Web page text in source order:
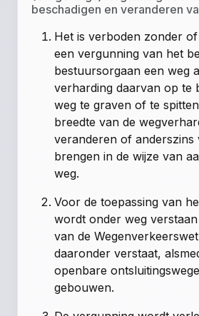
beschadigen en veranderen
Het is verboden zonder
een vergunning van het
bestuursorgaan een weg
verharding daarvan op te
weg te graven of te
breedte van de
veranderen of anderszins
brengen in de wijze van
weg.
Voor de toepassing van
wordt onder weg
van de
daaronder verstaat,
openbare
gebouwen.